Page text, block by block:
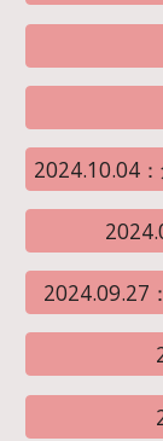
2024.09.27